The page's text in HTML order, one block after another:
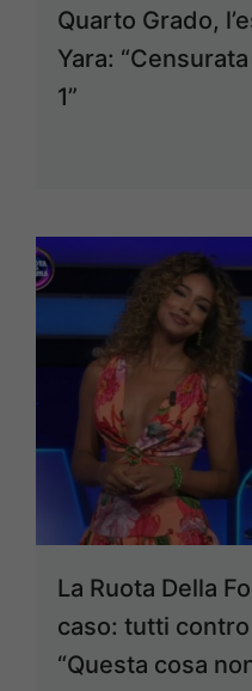
Quarto Grado,
Yara:
1”
La Ruota Della
caso: tutti
“Questa cosa